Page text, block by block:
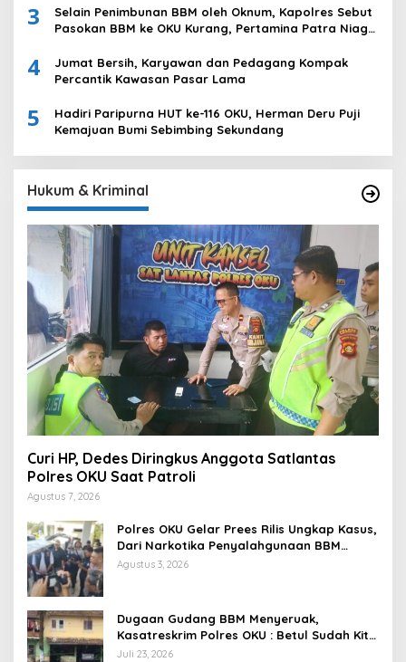
3
Selain Penimbunan BBM oleh Oknum, Kapolres Sebut
Pasokan BBM ke OKU Kurang, Pertamina Patra Niaga
4
Jumat Bersih, Karyawan dan Pedagang Kompak
Percantik Kawasan Pasar Lama
5
Hadiri Paripurna HUT ke-116 OKU, Herman Deru Puji
Kemajuan Bumi Sebimbing Sekundang
Hukum & Kriminal
Curi HP, Dedes Diringkus Anggota Satlantas
Polres OKU Saat Patroli
Agustus 7, 2026
Polres OKU Gelar Prees Rilis Ungkap Kasus,
Dari Narkotika Penyalahgunaan BBM
Hingga Kasus Korupsi
Agustus 3, 2026
Dugaan Gudang BBM Menyeruak,
Kasatreskrim Polres OKU : Betul Sudah Kita
Pasang Police Line
Juli 23, 2026